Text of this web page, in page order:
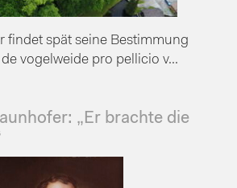
findet spät seine Bestimmung
vogelweide pro pellicio v...
„Er brachte die